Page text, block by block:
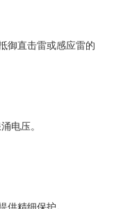
御直击雷或感应雷的
电压。
供精细保护。